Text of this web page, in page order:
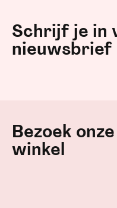
Schrijf je in
nieuwsbrief
Bezoek onze
winkel